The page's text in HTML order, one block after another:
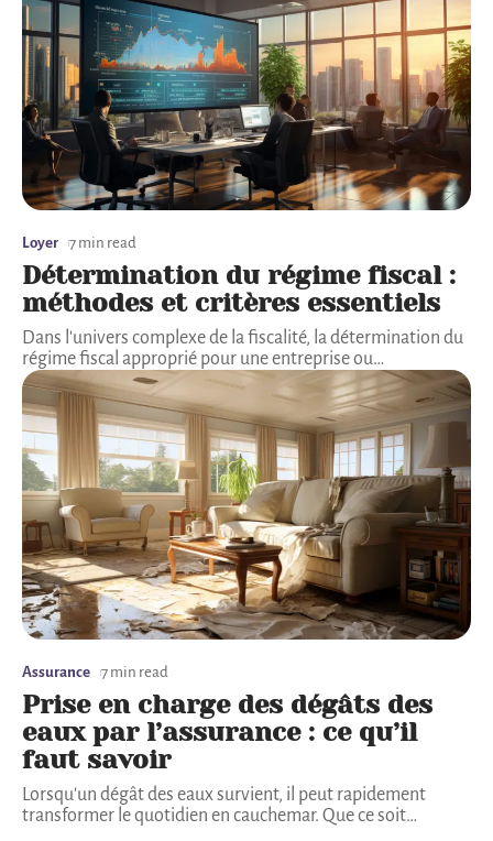
Loyer 7 min read
Détermination du régime fiscal :
méthodes et critères essentiels
Dans l'univers complexe de la fiscalité, la détermination du
régime fiscal approprié pour une entreprise ou…
Assurance 7 min read
Prise en charge des dégâts des
eaux par l’assurance : ce qu’il
faut savoir
Lorsqu'un dégât des eaux survient, il peut rapidement
transformer le quotidien en cauchemar. Que ce soit…